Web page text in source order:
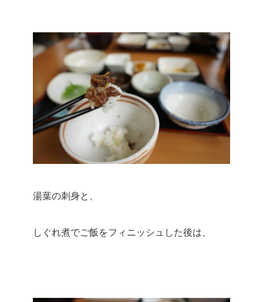
湯葉の刺身と、
しぐれ煮でご飯をフィニッシュした後は、